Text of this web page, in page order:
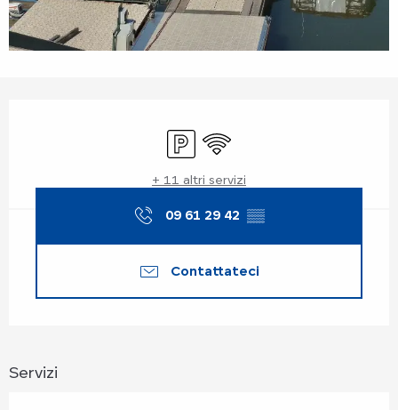
Parcheggio
Wi-Fi
+ 11 altri servizi
09 61 29 42 ▒▒
Contattateci
Servizi